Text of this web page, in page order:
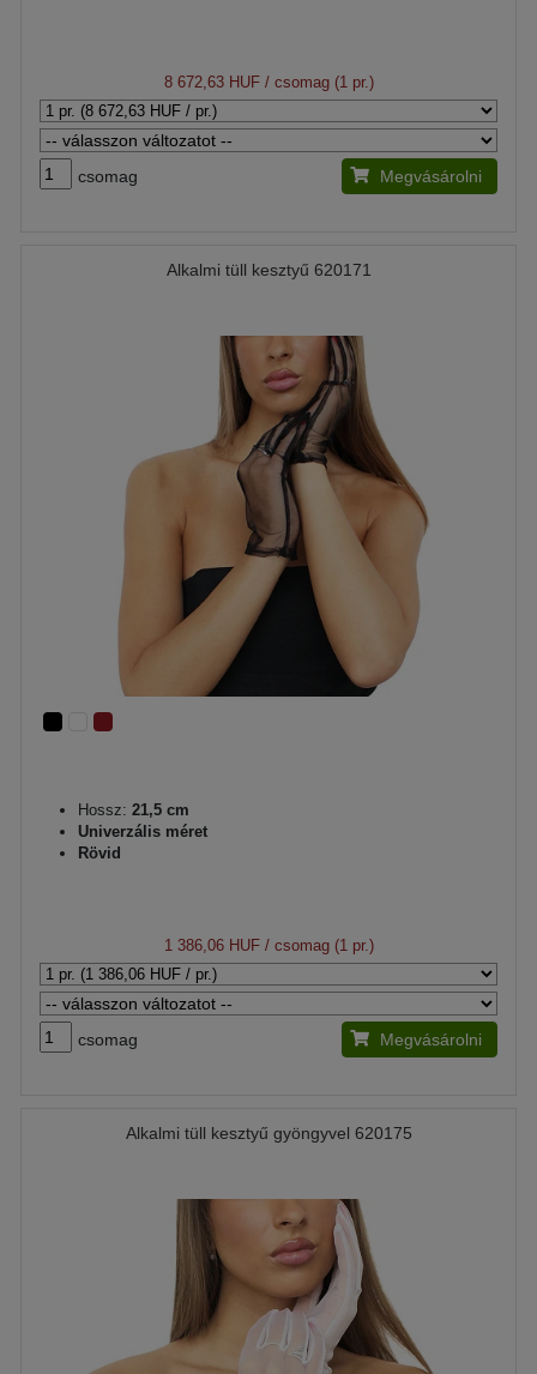
8 672,63 HUF/ csomag (1 pr.)
csomag Megvásárolni
Alkalmi tüll kesztyű 620171
Hossz: 21,5 cm
Univerzális méret
Rövid
1 386,06 HUF/ csomag (1 pr.)
csomag Megvásárolni
Alkalmi tüll kesztyű gyöngyvel 620175